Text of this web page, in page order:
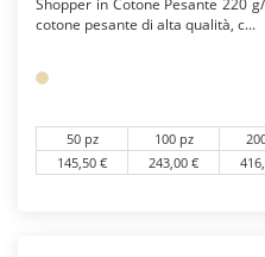
Shopper in Cotone Pesante 220
cotone pesante di alta qualità, c...
50 pz 100 pz
145,50 €
243,00 €